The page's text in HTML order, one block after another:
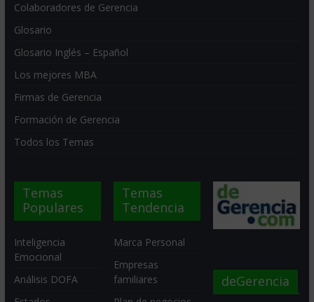
Colaboradores de Gerencia
Glosario
Glosario Inglés – Español
Los mejores MBA
Firmas de Gerencia
Formación de Gerencia
Todos los Temas
Temas
Populares
Inteligencia
Emocional
Análisis DOFA
Temas
Tendencia
Marca Personal
Empresas
familiares
deGerencia